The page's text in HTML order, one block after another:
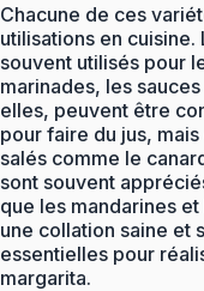
Chacune de ces
utilisations en
souvent utilisés pour
marinades, les
elles, peuvent être
pour faire du jus,
salés comme le
sont souvent
que les mandarines
une collation saine et
essentielles pour
margarita.